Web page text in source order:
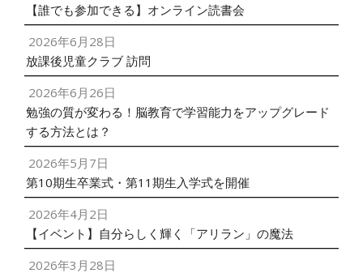
【誰でも参加できる】オンライン読書会
2026年6月28日
放課後児童クラブ 訪問
2026年6月26日
勉強の質が変わる！脳教育で学習能力をアップグレード
する方法とは？
2026年5月7日
第10期生卒業式・第11期生入学式を開催
2026年4月2日
【イベント】自分らしく輝く「アリラン」の魔法
2026年3月28日